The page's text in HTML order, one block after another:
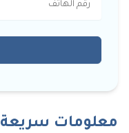
معلومات سريعة